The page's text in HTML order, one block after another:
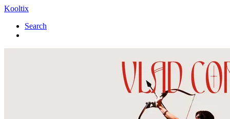
Kooltix
Search